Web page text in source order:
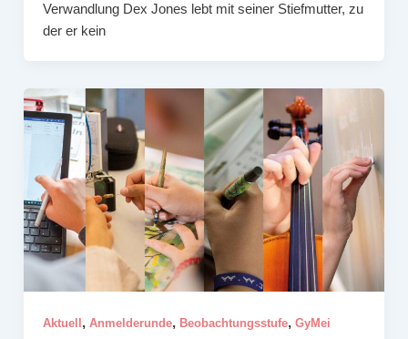
Verwandlung Dex Jones lebt mit seiner Stiefmutter, zu
der er kein
Aktuell ,Anmelderunde, Beobachtungsstufe,GyMei